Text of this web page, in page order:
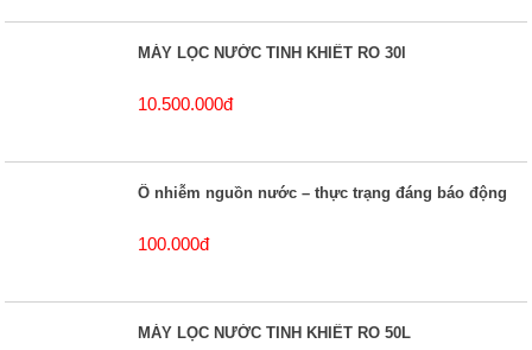
MÁY LỌC NƯỚC TINH KHIẾT RO 30l
10.500.000đ
Ô nhiễm nguồn nước – thực trạng đáng báo động
100.000đ
MÁY LỌC NƯỚC TINH KHIẾT RO 50L